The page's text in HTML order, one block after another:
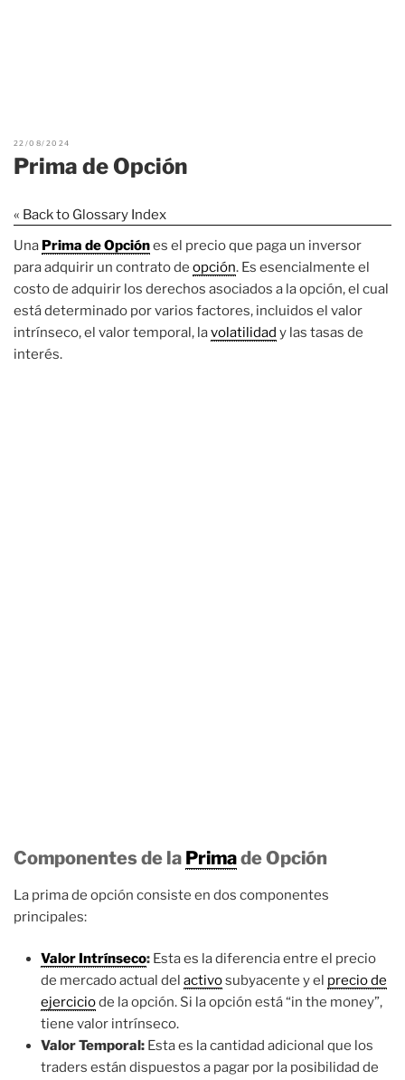
22/08/2024
Prima de Opción
« Back to Glossary Index
Una Prima de Opciónes el precio que paga un inversor
para adquirir un contrato de opción. Es esencialmente el
costo de adquirir los derechos asociados a la opción, el cual
está determinado por varios factores, incluidos el valor
intrínseco, el valor temporal, lavolatilidad y las tasas de
interés.
Componentes de la Primade Opción
La prima de opción consiste en dos componentes
principales:
Valor Intrínseco: Esta es la diferencia entre el precio
de mercado actual del activosubyacente y el precio de
ejerciciode la opción. Si la opción está “in the money”,
tiene valor intrínseco.
Valor Temporal: Esta es la cantidad adicional que los
traders están dispuestos a pagar por la posibilidad de